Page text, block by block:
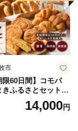
市
限60日間】コモパ
ふるさとセット
り）／災害用備蓄
常食 防災グッズに
14,000円